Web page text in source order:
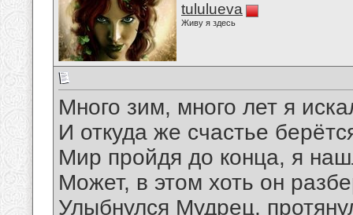
tululueva
Живу я здесь
Много зим, много лет я
И откуда же счастье
Мир пройдя до конца, я
Может, в этом хоть он
Улыбнулся Мудрец,